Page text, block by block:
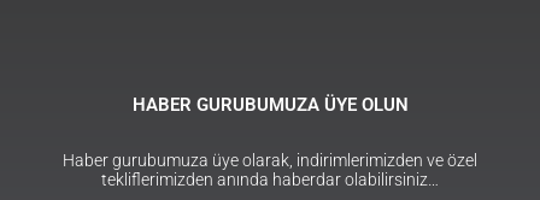
HABER GURUBUMUZA ÜYE OLUN
Haber gurubumuza üye olarak, indirimlerimizden ve özel
tekliflerimizden anında haberdar olabilirsiniz…